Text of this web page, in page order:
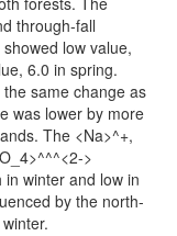
through-fall
low value,
6.0 in spring.
same change as
was lower by more
The <Na>^+,
>
winter and low in
by the north-